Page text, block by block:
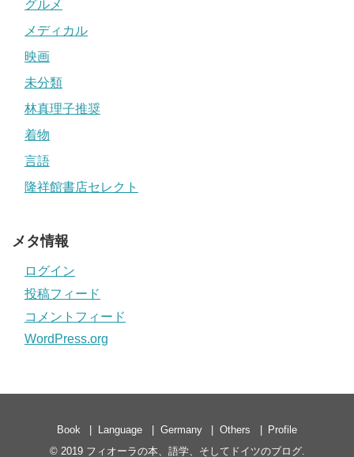
グルメ
メディカル
映画
未分類
林真理子推奨
着物
言語
隆祥館書店セレクト
メタ情報
ログイン
投稿フィード
コメントフィード
WordPress.org
Book Language Germany Others
Profile
© 2019 フィオーラの本、語学、そしてドイツのブログ.